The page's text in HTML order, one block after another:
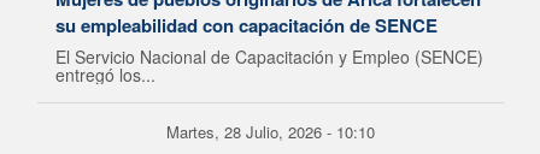
su empleabilidad con capacitación de SENCE
El Servicio Nacional de Capacitación y Empleo (SENCE)
entregó los...
Martes, 28 Julio, 2026 - 10:10